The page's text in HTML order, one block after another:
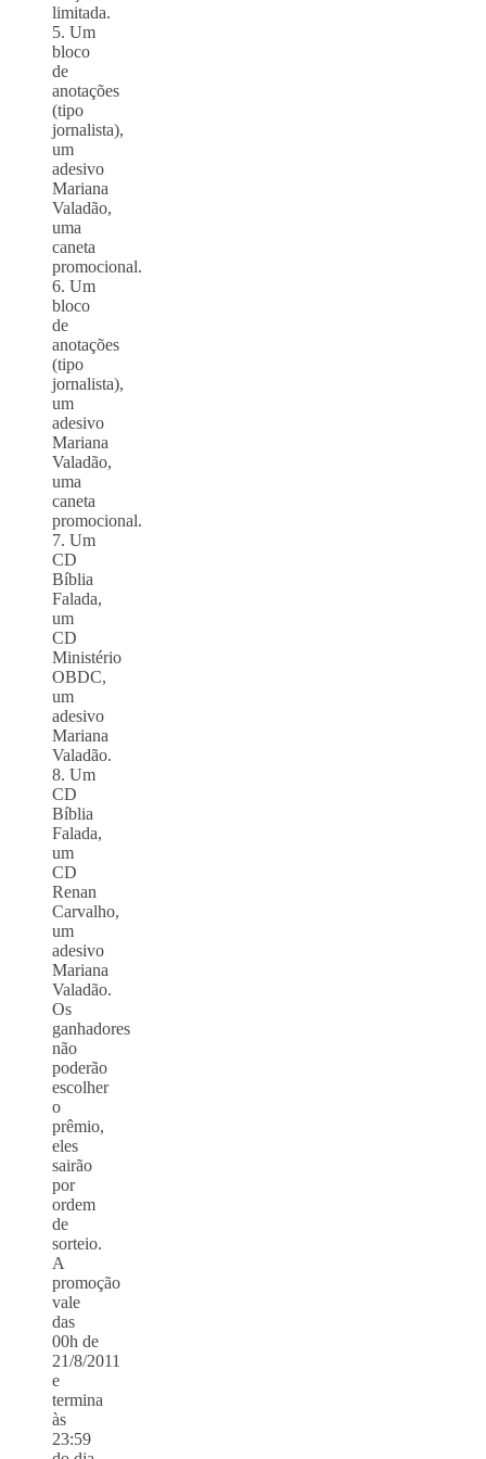
limitada.
5. Um
bloco
de
anotações
(tipo
jornalista),
um
adesivo
Mariana
Valadão,
uma
caneta
promocional.
6. Um
bloco
de
anotações
(tipo
jornalista),
um
adesivo
Mariana
Valadão,
uma
caneta
promocional.
7. Um
CD
Bíblia
Falada,
um
CD
Ministério
OBDC,
um
adesivo
Mariana
Valadão.
8. Um
CD
Bíblia
Falada,
um
CD
Renan
Carvalho,
um
adesivo
Mariana
Valadão.
Os
ganhadores
não
poderão
escolher
o
prêmio,
eles
sairão
por
ordem
de
sorteio.
A
promoção
vale
das
00h de
21/8/2011
e
termina
às
23:59